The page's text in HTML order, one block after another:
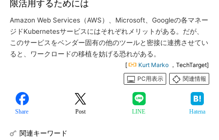
限活用するためには
Amazon Web Services（AWS）、Microsoft、Googleの各マネー
ジドKubernetesサービスにはそれぞれメリットがある。だが、
このサービスをベンダー固有の他のツールと密接に連携させてい
ると、ワークロードの移植を妨げる恐れがある。
[ Kurt Marko ，TechTarget]
PC用表示
関連情報
Share Post LINE Hatena
関連キーワード